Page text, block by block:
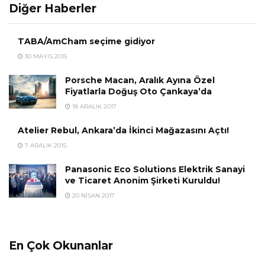
Diğer Haberler
TABA/AmCham seçime gidiyor
30 MAYIS 2015
Porsche Macan, Aralık Ayına Özel
Fiyatlarla Doğuş Oto Çankaya’da
18 ARALIK 2017
Atelier Rebul, Ankara’da İkinci Mağazasını Açtı!
7 ARALIK 2015
Panasonic Eco Solutions Elektrik Sanayi
ve Ticaret Anonim Şirketi Kuruldu!
20 NISAN 2017
En Çok Okunanlar